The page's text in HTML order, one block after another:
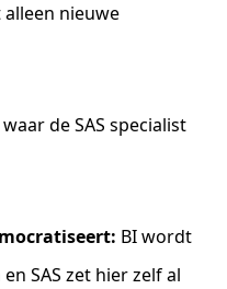
nieuwe
de SAS specialist
BI wordt
SAS zet hier zelf al